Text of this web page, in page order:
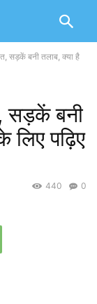
सड़कें बनी तलाब, क्या है
सड़कें बनी
लिए पढ़िए
0
440